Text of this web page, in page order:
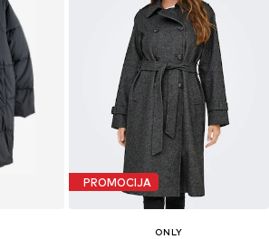
PROMOCIJA
ONLY